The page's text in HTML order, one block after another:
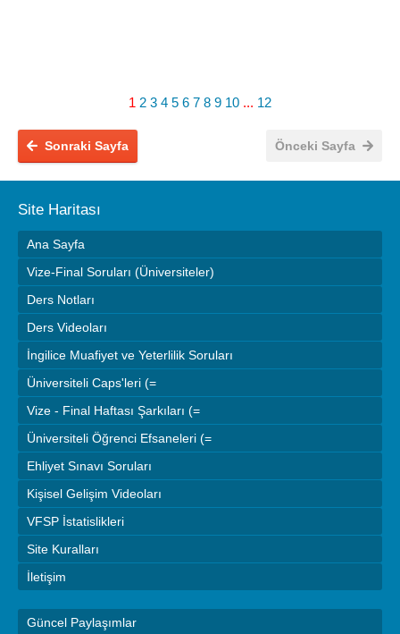
1 2 3 4 5 6 7 8 9 10 ... 12
Önceki Sayfa
Sonraki Sayfa
Site Haritası
Ana Sayfa
Vize-Final Soruları (Üniversiteler)
Ders Notları
Ders Videoları
İngilice Muafiyet ve Yeterlilik Soruları
Üniversiteli Caps'leri (=
Vize - Final Haftası Şarkıları (=
Üniversiteli Öğrenci Efsaneleri (=
Ehliyet Sınavı Soruları
Kişisel Gelişim Videoları
VFSP İstatislikleri
Site Kuralları
İletişim
Güncel Paylaşımlar